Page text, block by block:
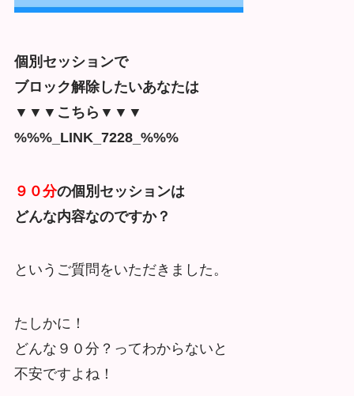
個別セッションで
ブロック解除したいあなたは
▼▼▼こちら▼▼▼
%%%_LINK_7228_%%%
９０分の個別セッションは
どんな内容なのですか？
というご質問をいただきました。
たしかに！
どんな９０分？ってわからないと
不安ですよね！